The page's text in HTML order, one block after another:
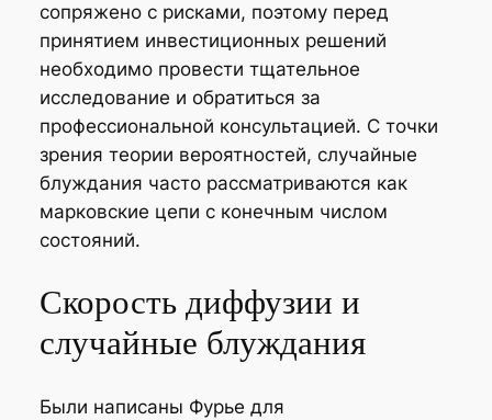
сопряжено с рисками, поэтому перед
принятием инвестиционных решений
необходимо провести тщательное
исследование и обратиться за
профессиональной консультацией. С точки
зрения теории вероятностей, случайные
блуждания часто рассматриваются как
марковские цепи с конечным числом
состояний.
Скорость диффузии и
случайные блуждания
Были написаны Фурье для